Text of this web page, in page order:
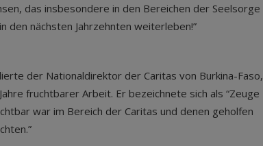
das insbesondere in den Bereichen der Seelsorge
den nächsten Jahrzehnten weiterleben!”
der Nationaldirektor der Caritas von Burkina-Faso,
fruchtbarer Arbeit. Er bezeichnete sich als “Zeuge
war im Bereich der Caritas und denen geholfen